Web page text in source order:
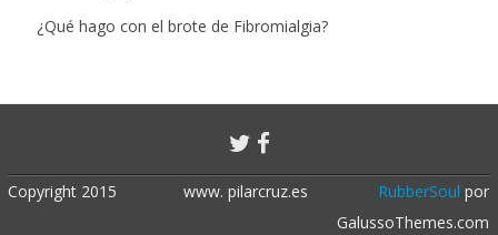
¿Qué hago con el brote de Fibromialgia?
Copyright 2015 www. pilarcruz.es RubberSoul por
GalussoThemes.com